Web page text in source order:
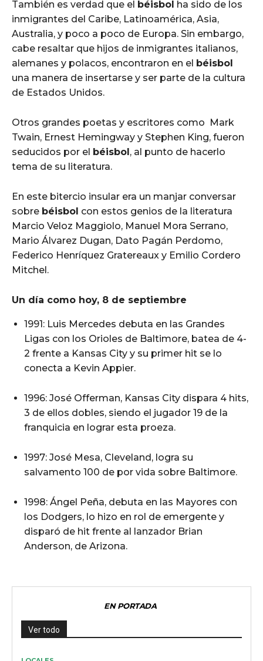
También es verdad que el béisbol ha sido de los
inmigrantes del Caribe, Latinoamérica, Asia,
Australia, y poco a poco de Europa. Sin embargo,
cabe resaltar que hijos de inmigrantes italianos,
alemanes y polacos, encontraron en el béisbol
una manera de insertarse y ser parte de la cultura
de Estados Unidos.
Otros grandes poetas y escritores como Mark
Twain, Ernest Hemingway y Stephen King, fueron
seducidos por el béisbol, al punto de hacerlo
tema de su literatura.
En este bitercio insular era un manjar conversar
sobre béisbol con estos genios de la literatura
Marcio Veloz Maggiolo, Manuel Mora Serrano,
Mario Álvarez Dugan, Dato Pagán Perdomo,
Federico Henríquez Gratereaux y Emilio Cordero
Mitchel.
Un día como hoy, 8 de septiembre
1991: Luis Mercedes debuta en las Grandes
Ligas con los Orioles de Baltimore, batea de 4-
2 frente a Kansas City y su primer hit se lo
conecta a Kevin Appier.
1996: José Offerman, Kansas City dispara 4 hits,
3 de ellos dobles, siendo el jugador 19 de la
franquicia en lograr esta proeza.
1997: José Mesa, Cleveland, logra su
salvamento 100 de por vida sobre Baltimore.
1998: Ángel Peña, debuta en las Mayores con
los Dodgers, lo hizo en rol de emergente y
disparó de hit frente al lanzador Brian
Anderson, de Arizona.
EN PORTADA
Ver todo